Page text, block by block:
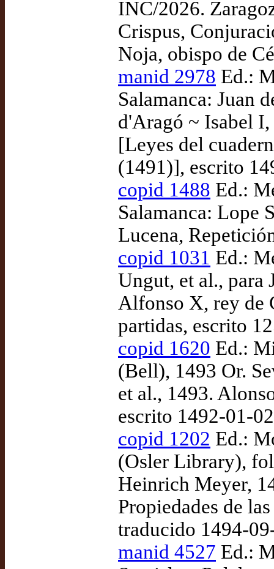
INC/2026.
Crispus,
Noja, obispo de
manid 2978 Ed.:
Salamanca: Juan
d'Aragó ~ Isabel
[Leyes del
(1491)], escrito
copid 1488 Ed.:
Salamanca: Lope
Lucena,
copid 1031 Ed.:
Ungut, et al., para
Alfonso X, rey de
partidas, escrito
copid 1620 Ed.:
(Bell), 1493 Or.
et al., 1493.
escrito 1492-01-
copid 1202 Ed.:
(Osler Library),
Heinrich Meyer,
Propiedades de
traducido 1494-
manid 4527 Ed.: